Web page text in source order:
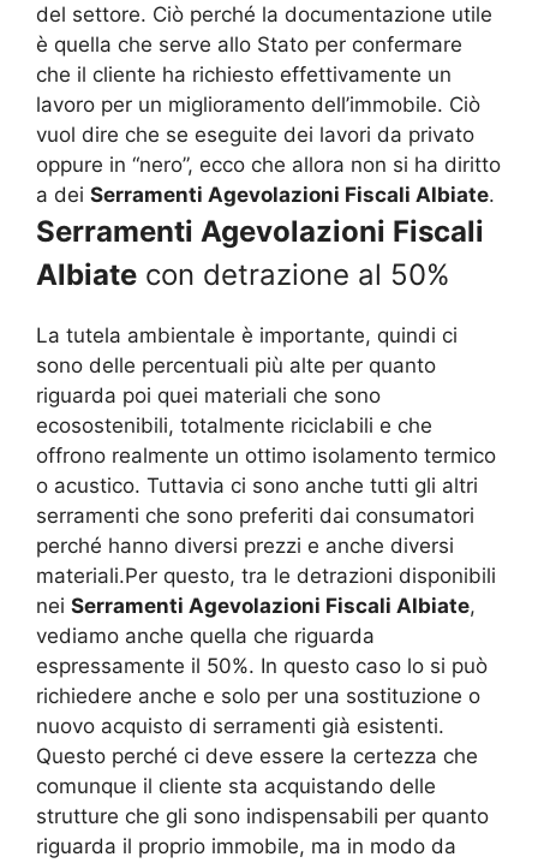
del settore. Ciò perché la documentazione utile
è quella che serve allo Stato per confermare
che il cliente ha richiesto effettivamente un
lavoro per un miglioramento dell’immobile. Ciò
vuol dire che se eseguite dei lavori da privato
oppure in “nero”, ecco che allora non si ha diritto
a dei Serramenti Agevolazioni Fiscali Albiate.
Serramenti Agevolazioni Fiscali
Albiate con detrazione al 50%
La tutela ambientale è importante, quindi ci
sono delle percentuali più alte per quanto
riguarda poi quei materiali che sono
ecosostenibili, totalmente riciclabili e che
offrono realmente un ottimo isolamento termico
o acustico. Tuttavia ci sono anche tutti gli altri
serramenti che sono preferiti dai consumatori
perché hanno diversi prezzi e anche diversi
materiali.Per questo, tra le detrazioni disponibili
nei Serramenti Agevolazioni Fiscali Albiate,
vediamo anche quella che riguarda
espressamente il 50%. In questo caso lo si può
richiedere anche e solo per una sostituzione o
nuovo acquisto di serramenti già esistenti.
Questo perché ci deve essere la certezza che
comunque il cliente sta acquistando delle
strutture che gli sono indispensabili per quanto
riguarda il proprio immobile, ma in modo da